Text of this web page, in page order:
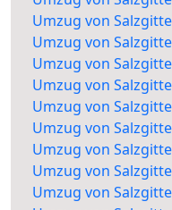
Umzug von
Umzug von
Umzug von
Umzug von
Umzug von
Umzug von
Umzug von
Umzug von
Umzug von